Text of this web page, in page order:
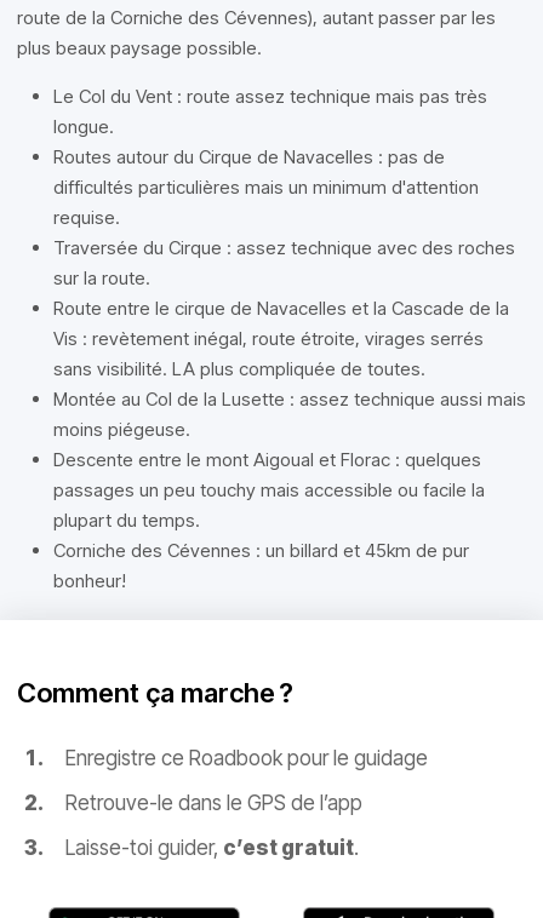
route de la Corniche des Cévennes), autant passer par les
plus beaux paysage possible.
Le Col du Vent : route assez technique mais pas très
longue.
Routes autour du Cirque de Navacelles : pas de
difficultés particulières mais un minimum d'attention
requise.
Traversée du Cirque : assez technique avec des roches
sur la route.
Route entre le cirque de Navacelles et la Cascade de la
Vis : revètement inégal, route étroite, virages serrés
sans visibilité. LA plus compliquée de toutes.
Montée au Col de la Lusette : assez technique aussi mais
moins piégeuse.
Descente entre le mont Aigoual et Florac : quelques
passages un peu touchy mais accessible ou facile la
plupart du temps.
Corniche des Cévennes : un billard et 45km de pur
bonheur!
Comment ça marche ?
Enregistre ce Roadbook pour le guidage
Retrouve-le dans le GPS de l’app
Laisse-toi guider, c’est gratuit.